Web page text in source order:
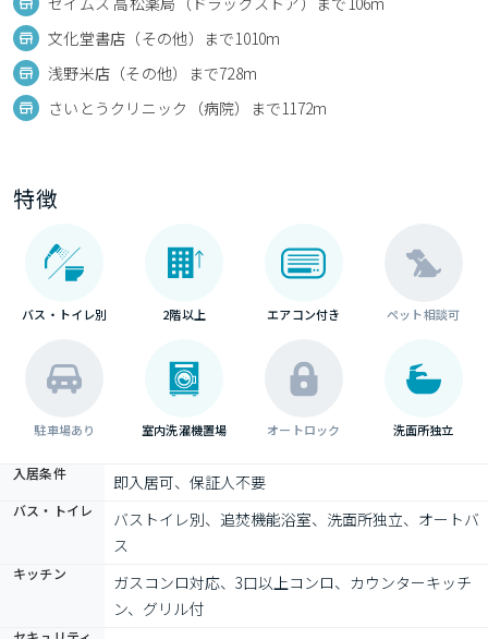
文化堂書店（その他）まで1010m
浅野米店（その他）まで728m
さいとうクリニック（病院）まで1172m
特徴
バス・トイレ別 2階以上 エアコン付き ペット相談可
駐車場あり 室内洗濯機置場 オートロック 洗面所独立
入居条件 即入居可、保証人不要
バス・トイレ
バストイレ別、追焚機能浴室、洗面所独立、オートバ
ス
キッチン
ガスコンロ対応、3口以上コンロ、カウンターキッチ
ン、グリル付